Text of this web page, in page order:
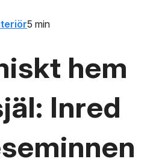
hem
Inred
5 min